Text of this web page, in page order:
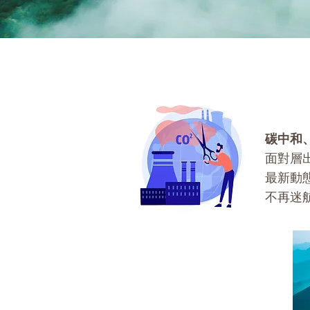
碳中和
面對層
最新動
不再迷